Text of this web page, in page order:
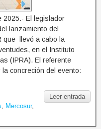
2025.- El legislador
lanzamiento del
que llevó a cabo la
en el Instituto
(IPRA). El referente
concreción del evento:
Leer entrada
Mercosur,